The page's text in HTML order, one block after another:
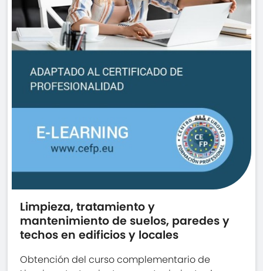
Limpieza, tratamiento y
mantenimiento de suelos, paredes y
techos en edificios y locales
Obtención del curso complementario de